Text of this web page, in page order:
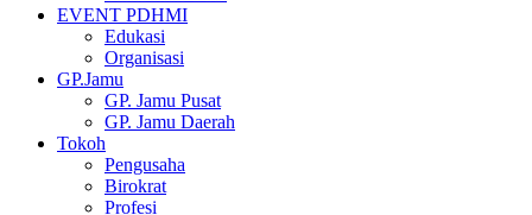
EVENT PDHMI
Edukasi
Organisasi
GP.Jamu
GP. Jamu Pusat
GP. Jamu Daerah
Tokoh
Pengusaha
Birokrat
Profesi